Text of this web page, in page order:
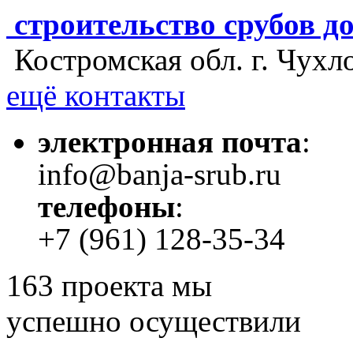
строительство срубов
Костромская обл. г.
ещё контакты
электронная почта:
info@banja-srub.ru
телефоны:
+7 (961) 128-35-34
163 проекта мы
успешно осуществили